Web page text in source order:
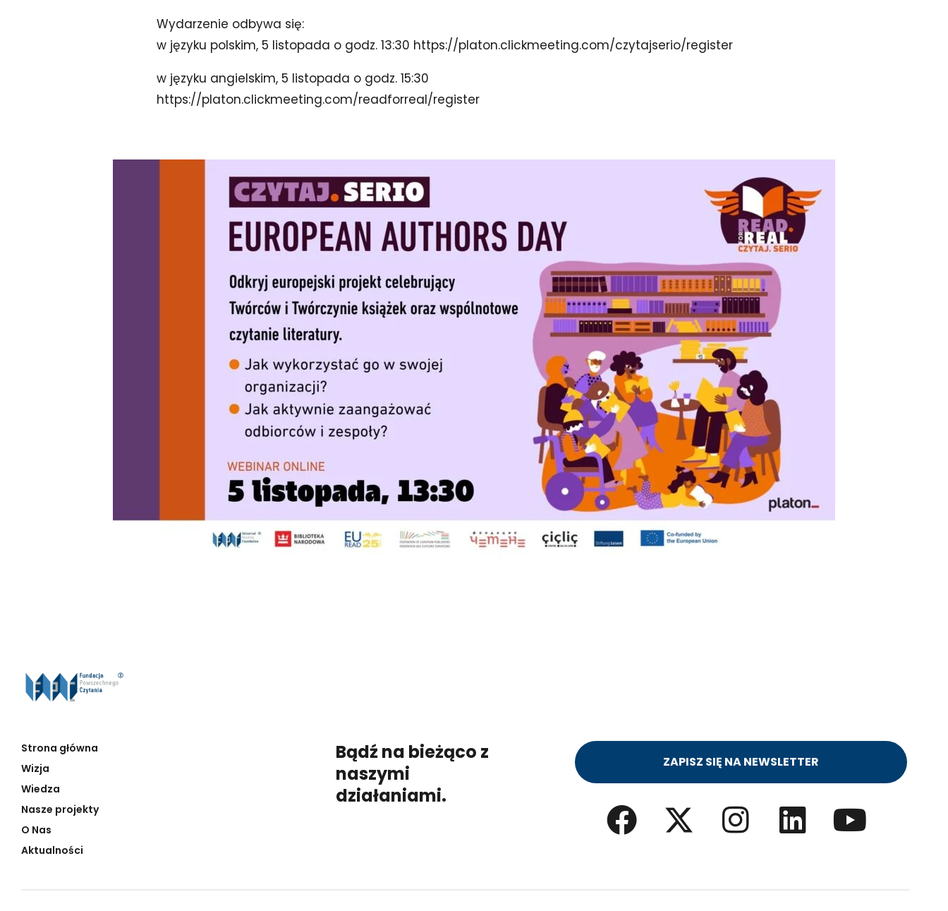
Wydarzenie odbywa się:
w języku polskim, 5 listopada o godz. 13:30 https://platon.clickmeeting.com/czytajserio/register
w języku angielskim, 5 listopada o godz. 15:30
https://platon.clickmeeting.com/readforreal/register
Strona główna
Wizja
Wiedza
Nasze projekty
O Nas
Aktualności
Bądź na bieżąco z
naszymi
działaniami.
ZAPISZ SIĘ NA NEWSLETTER